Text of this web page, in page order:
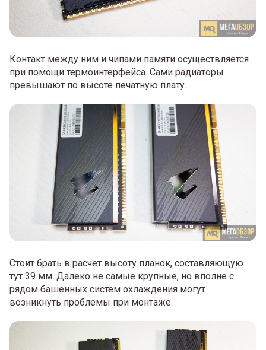
Контакт между ним и чипами памяти осуществляется
при помощи термоинтерфейса. Сами радиаторы
превышают по высоте печатную плату.
Стоит брать в расчет высоту планок, составляющую
тут 39 мм. Далеко не самые крупные, но вполне с
рядом башенных систем охлаждения могут
возникнуть проблемы при монтаже.